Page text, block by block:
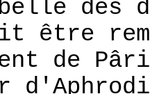
des
être
de